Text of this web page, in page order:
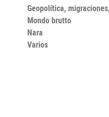
Geopolítica,
Mondo brutto
Nara
Varios